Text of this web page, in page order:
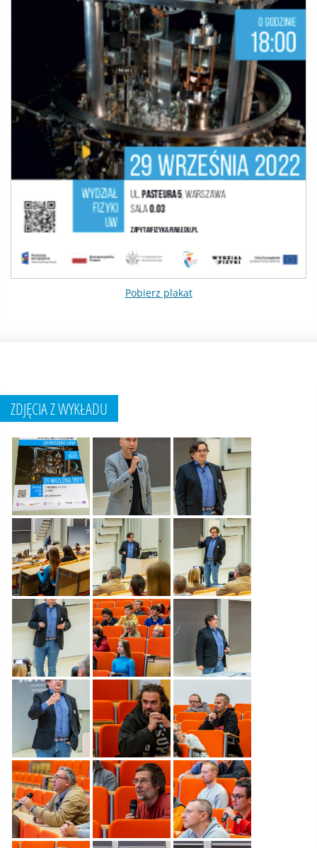
Pobierz plakat
ZDJĘCIA Z WYKŁADU